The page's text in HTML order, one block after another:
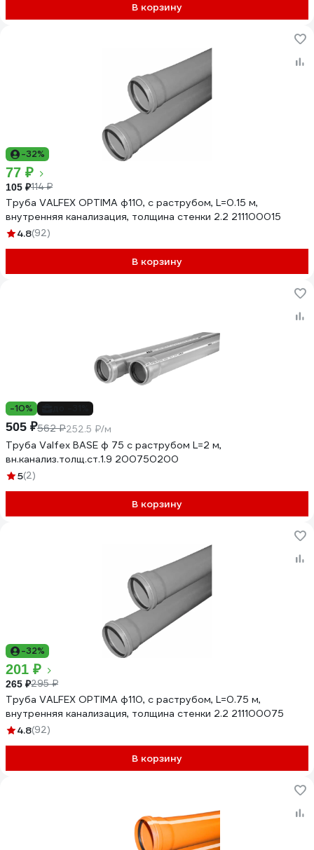
В корзину
-32%
77 ₽
105 ₽114 ₽
Труба VALFEX OPTIMA ф110, с раструбом, L=0.15 м,
внутренняя канализация, толщина стенки 2.2 211100015
4.8(92)
В корзину
-10%
505 ₽562 ₽252.5 ₽/м
Труба Valfex BASE ф 75 с раструбом L=2 м,
вн.канализ.толщ.ст.1.9 200750200
5(2)
В корзину
-32%
201 ₽
265 ₽295 ₽
Труба VALFEX OPTIMA ф110, с раструбом, L=0.75 м,
внутренняя канализация, толщина стенки 2.2 211100075
4.8(92)
В корзину